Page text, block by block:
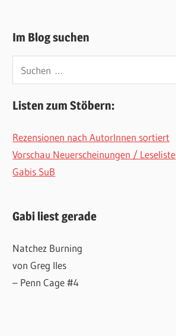
Im Blog suchen
nach:
Listen zum Stöbern:
Rezensionen nach AutorInnen sortiert
Vorschau Neuerscheinungen / Leseliste
Gabis SuB
Gabi liest gerade
Natchez Burning
von Greg Iles
– Penn Cage #4